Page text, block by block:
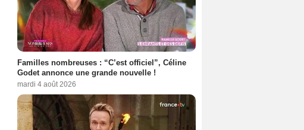
Familles nombreuses : “C’est officiel”, Céline
Godet annonce une grande nouvelle !
mardi 4 août 2026